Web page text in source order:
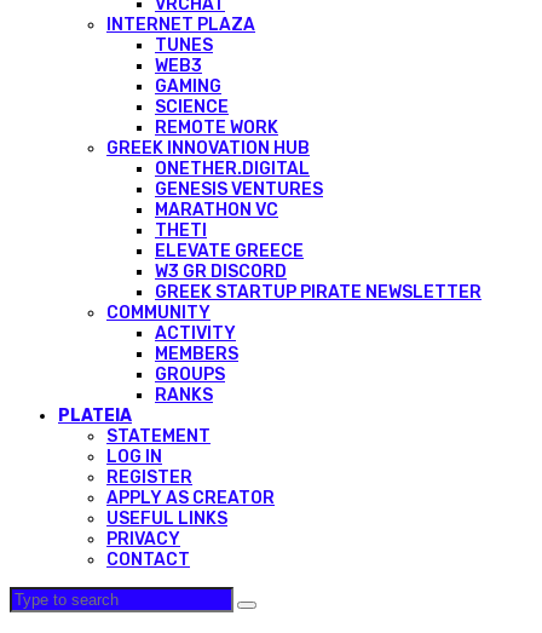
VRCHAT
INTERNET PLAZA
TUNES
WEB3
GAMING
SCIENCE
REMOTE WORK
GREEK INNOVATION HUB
ONETHER.DIGITAL
GENESIS VENTURES
MARATHON VC
THETI
ELEVATE GREECE
W3 GR DISCORD
GREEK STARTUP PIRATE NEWSLETTER
COMMUNITY
ACTIVITY
MEMBERS
GROUPS
RANKS
PLATEIA
STATEMENT
LOG IN
REGISTER
APPLY AS CREATOR
USEFUL LINKS
PRIVACY
CONTACT